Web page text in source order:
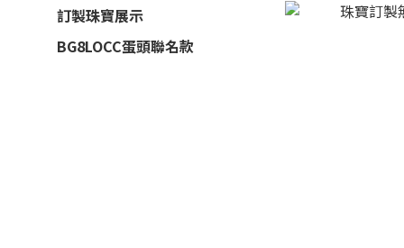
訂製珠寶展示
BG8LOCC蛋頭聯名款